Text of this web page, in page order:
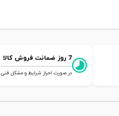
7 روز ضمانت فروش کالا
در صورت احراز شرایط و مشکل فنی